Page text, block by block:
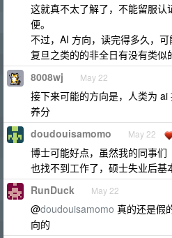
这就真不太了解了，不能留服
便。
不过，AI 方向，读完得多久，可
复旦之类的的非全日有没有类似
8008wj May 22
接下来可能的方向是，人类为
养分
doudouisamomo May 22
博士可能好点，虽然我的同事
也找不到工作了，硕士失业后基
RunDuck May 22
@doudouisamomo 真的还是假
向的